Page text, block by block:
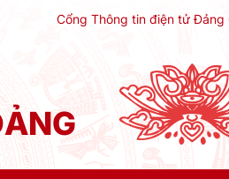
Cổng Thông tin điện tử Đảng